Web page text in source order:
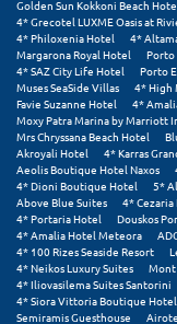
Σ
Σαλαμίνα
Σαμοθράκη
Σάμος
Σαντορίνη
Σέριφος
Σέρρες
Σιθωνία
Golden Sun Kokkoni Beach
4* Grecotel LUXME Oasis at
4* Philoxenia Hotel
4*
Margarona Royal Hotel
4* SAZ City Life Hotel
Porto
Muses SeaSide Villas
4* High
Favie Suzanne Hotel
4*
Moxy Patra Marina by Marriott
Mrs Chryssana Beach Hotel
Akroyali Hotel
4* Karras
Aeolis Boutique Hotel Naxos
4* Dioni Boutique Hotel
5*
Above Blue Suites
4*
4* Portaria Hotel
Douskos
4* Amalia Hotel Meteora
4* 100 Rizes Seaside Resort
4* Neikos Luxury Suites
Mont
4* Iliovasilema Suites Santorini
4* Siora Vittoria Boutique
Semiramis Guesthouse